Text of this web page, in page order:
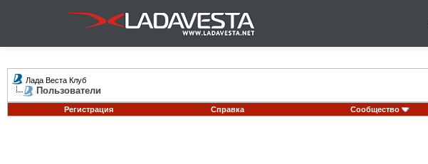
Лада Веста Клуб
Пользователи
Регистрация
Справка Сообщество